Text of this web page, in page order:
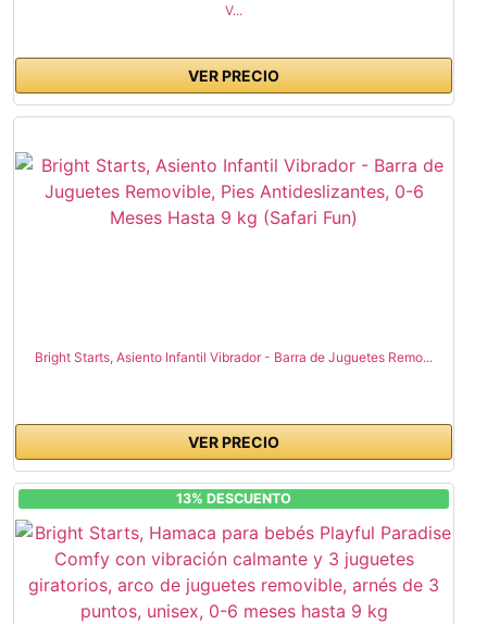
V...
VER PRECIO
Bright Starts, Asiento Infantil Vibrador - Barra de Juguetes Remo...
VER PRECIO
13% DESCUENTO